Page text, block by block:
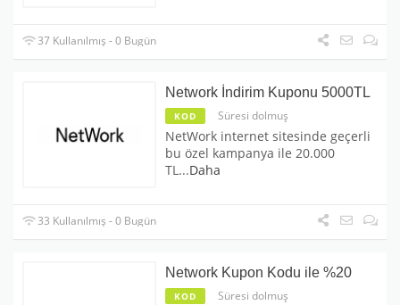
37 Kullanılmış - 0 Bugün
Network İndirim Kuponu 5000TL
KOD Süresi dolmuş
NetWork internet sitesinde geçerli
bu özel kampanya ile 20.000
TL...Daha
33 Kullanılmış - 0 Bugün
Network Kupon Kodu ile %20
KOD Süresi dolmuş